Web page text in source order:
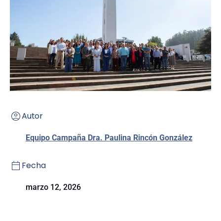
Autor
Equipo Campaña Dra. Paulina Rincón González
Fecha
marzo 12, 2026